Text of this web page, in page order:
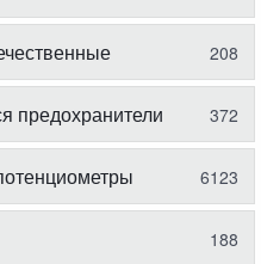
208
предохранители 372
6123
188